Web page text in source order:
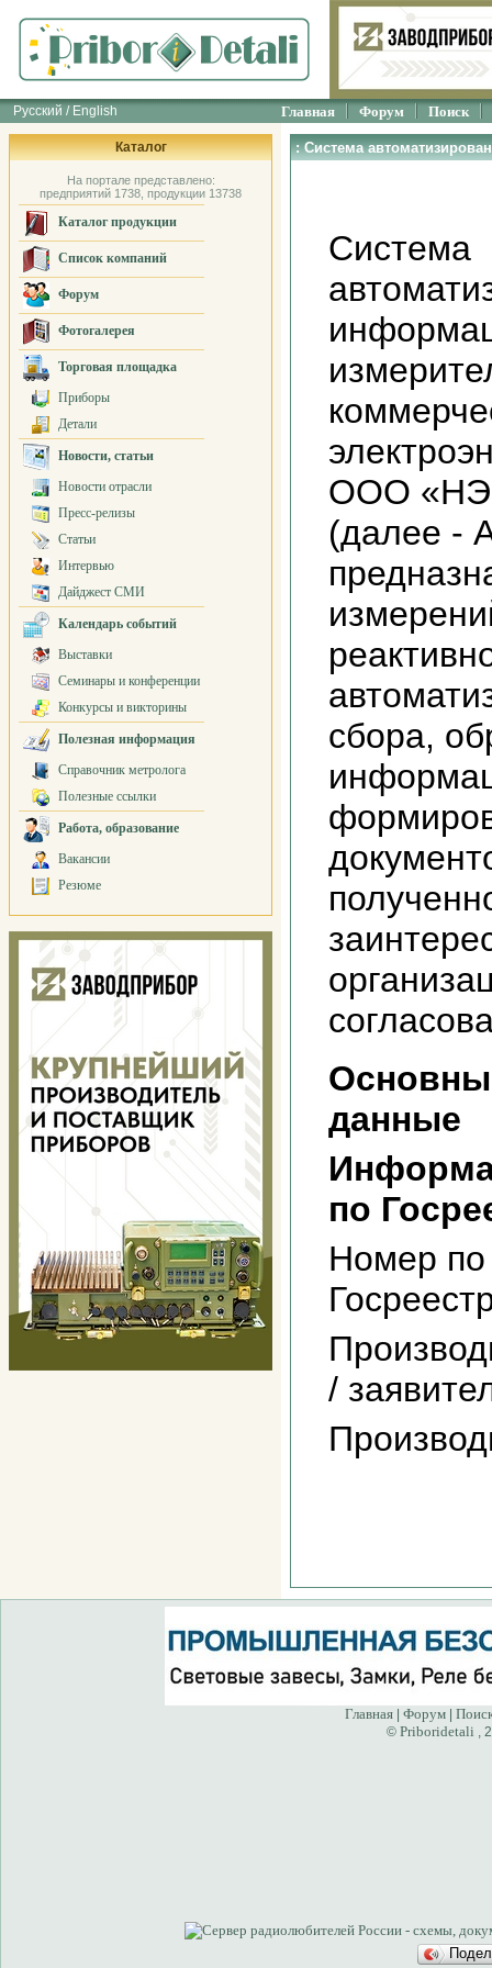
Русский / English Главная Форум Поиск
Каталог
На портале представлено:
предприятий 1738, продукции 13738
Каталог продукции
Список компаний
Форум
Фотогалерея
Торговая площадка
Приборы
Детали
Новости, статьи
Новости отрасли
Пресс-релизы
Статьи
Интервью
Дайджест СМИ
Календарь событий
Выставки
Семинары и конференции
Конкурсы и викторины
Полезная информация
Справочник метролога
Полезные ссылки
Работа, образование
Вакансии
Резюме
: Система
коммерческого учета
Система
ООО
(далее -
сбора,
данные
по
Номер по
/
Главная| Форум|
© Priboridetali ,